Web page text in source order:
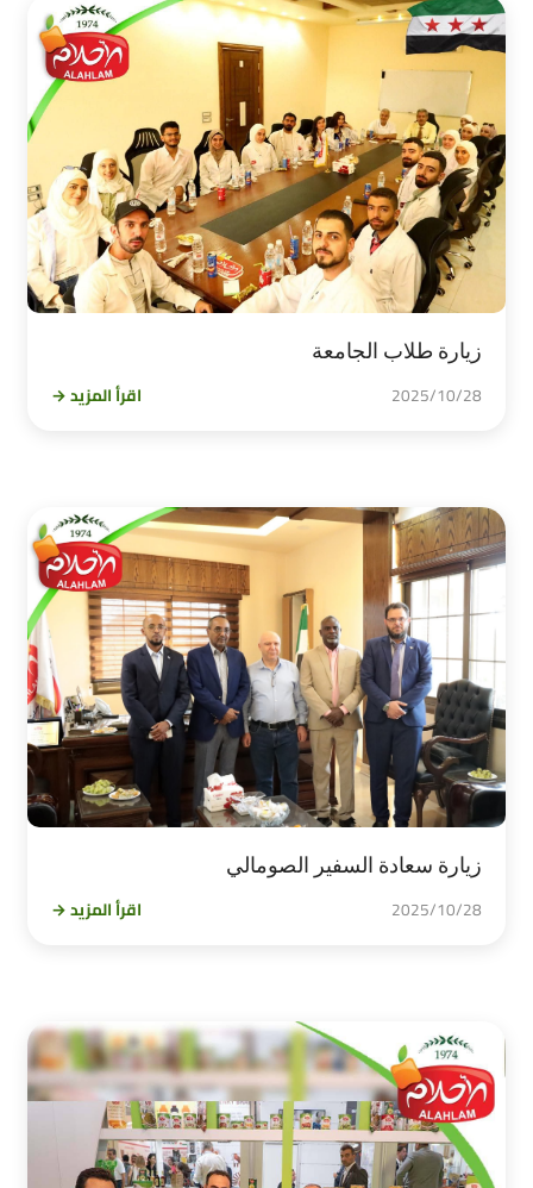
زيارة طلاب الجامعة
2025/10/28 اقرأ المزيد →
زيارة سعادة السفير الصومالي
2025/10/28 اقرأ المزيد →